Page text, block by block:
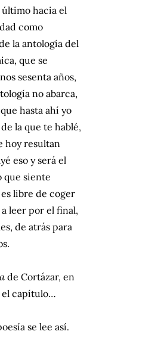
hacia el
como
la antología del
que se
sesenta años,
no abarca,
hasta ahí yo
la que te hablé,
hoy resultan
eso y será el
que siente
libre de coger
leer por el final,
de atrás para
de Cortázar, en
el capítulo…
se lee así.